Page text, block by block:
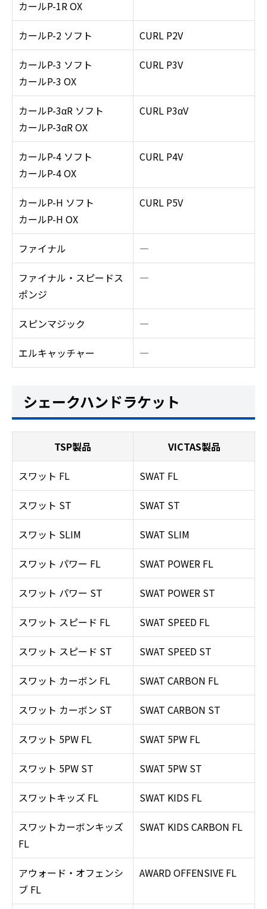
カールP-1R OX
カールP-2 ソフト CURL P2V
カールP-3 ソフト
カールP-3 OX
CURL P3V
カールP-3αR ソフト
カールP-3αR OX
CURL P3αV
カールP-4 ソフト
カールP-4 OX
CURL P4V
カールP-H ソフト
カールP-H OX
CURL P5V
ファイナル ―
ファイナル・スピードス
ポンジ
―
スピンマジック ―
エルキャッチャー ―
シェークハンドラケット
TSP製品 VICTAS製品
スワット FL SWAT FL
スワット ST SWAT ST
スワット SLIM SWAT SLIM
スワット パワー FL SWAT POWER FL
スワット パワー ST SWAT POWER ST
スワット スピード FL SWAT SPEED FL
スワット スピード ST SWAT SPEED ST
スワット カーボン FL SWAT CARBON FL
スワット カーボン ST SWAT CARBON ST
スワット 5PW FL SWAT 5PW FL
スワット 5PW ST SWAT 5PW ST
スワットキッズ FL SWAT KIDS FL
スワットカーボンキッズ
FL
SWAT KIDS CARBON FL
アウォード・オフェンシ
ブ FL
AWARD OFFENSIVE FL